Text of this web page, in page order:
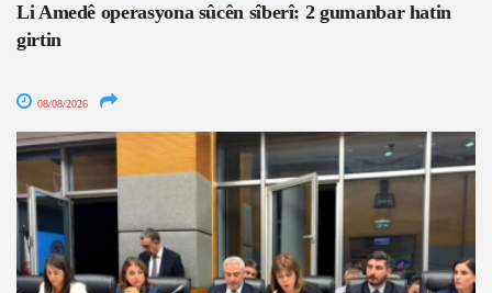
Li Amedê operasyona sûcên sîberî: 2 gumanbar hatin
girtin
08/08/2026